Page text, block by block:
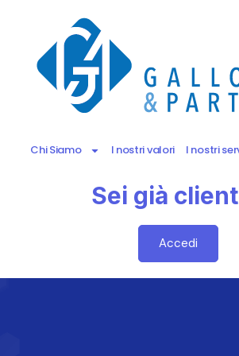
Chi Siamo I nostri valori I nostri
Sei già
Accedi